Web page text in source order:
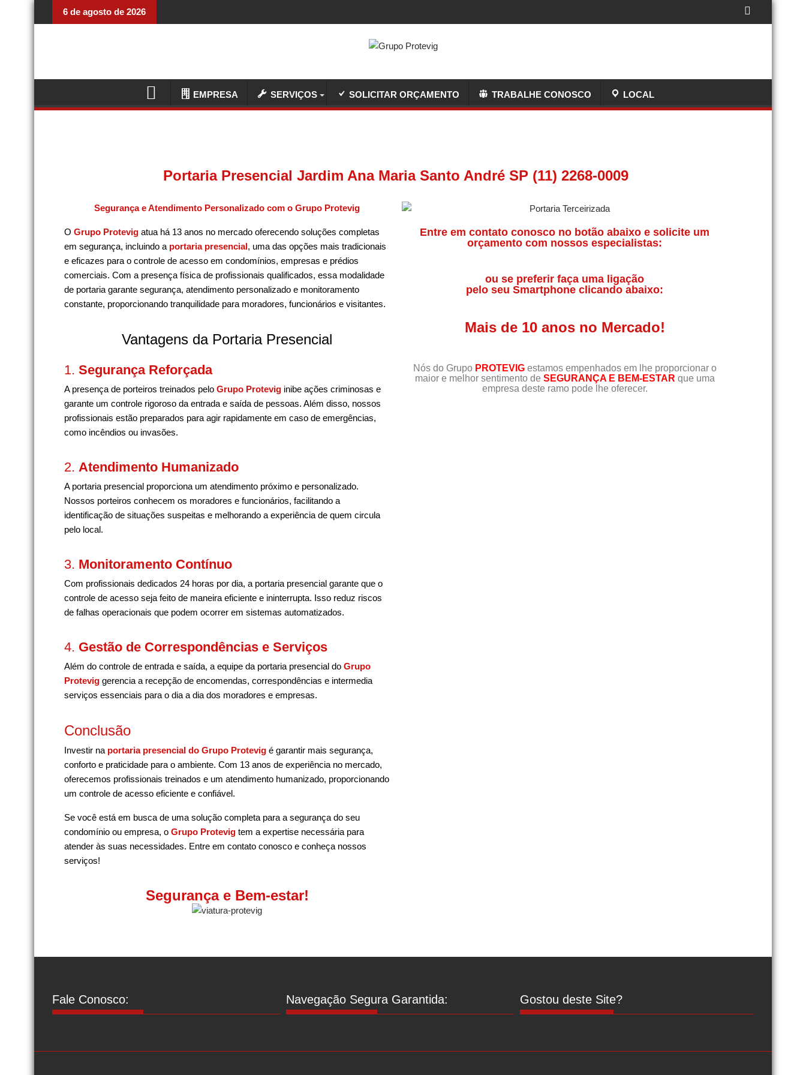
6 de agosto de 2026
EMPRESA SERVIÇOS SOLICITAR ORÇAMENTO TRABALHE CONOSCO LOCAL
Portaria Presencial Jardim Ana Maria Santo André SP (11) 2268-0009
Segurança e Atendimento Personalizado com o Grupo Protevig
O Grupo Protevig atua há 13 anos no mercado oferecendo soluções completas
em segurança, incluindo a portaria presencial, uma das opções mais tradicionais
e eficazes para o controle de acesso em condomínios, empresas e prédios
comerciais. Com a presença física de profissionais qualificados, essa modalidade
de portaria garante segurança, atendimento personalizado e monitoramento
constante, proporcionando tranquilidade para moradores, funcionários e visitantes.
Vantagens da Portaria Presencial
1. Segurança Reforçada
A presença de porteiros treinados pelo Grupo Protevig inibe ações criminosas e
garante um controle rigoroso da entrada e saída de pessoas. Além disso, nossos
profissionais estão preparados para agir rapidamente em caso de emergências,
como incêndios ou invasões.
2. Atendimento Humanizado
A portaria presencial proporciona um atendimento próximo e personalizado.
Nossos porteiros conhecem os moradores e funcionários, facilitando a
identificação de situações suspeitas e melhorando a experiência de quem circula
pelo local.
3. Monitoramento Contínuo
Com profissionais dedicados 24 horas por dia, a portaria presencial garante que o
controle de acesso seja feito de maneira eficiente e ininterrupta. Isso reduz riscos
de falhas operacionais que podem ocorrer em sistemas automatizados.
4. Gestão de Correspondências e Serviços
Além do controle de entrada e saída, a equipe da portaria presencial do Grupo
Protevig gerencia a recepção de encomendas, correspondências e intermedia
serviços essenciais para o dia a dia dos moradores e empresas.
Conclusão
Investir na portaria presencial do Grupo Protevig é garantir mais segurança,
conforto e praticidade para o ambiente. Com 13 anos de experiência no mercado,
oferecemos profissionais treinados e um atendimento humanizado, proporcionando
um controle de acesso eficiente e confiável.
Se você está em busca de uma solução completa para a segurança do seu
condomínio ou empresa, o Grupo Protevig tem a expertise necessária para
atender às suas necessidades. Entre em contato conosco e conheça nossos
serviços!
Segurança e Bem-estar!
Entre em contato conosco no botão abaixo e solicite um
orçamento com nossos especialistas:
ou se preferir faça uma ligação
pelo seu Smartphone clicando abaixo:
Mais de 10 anos no Mercado!
Nós do Grupo PROTEVIGestamos empenhados em lhe proporcionar o
maior e melhor sentimento de SEGURANÇA E BEM-ESTAR que uma
empresa deste ramo pode lhe oferecer.
Fale Conosco: Navegação Segura Garantida: Gostou deste Site?